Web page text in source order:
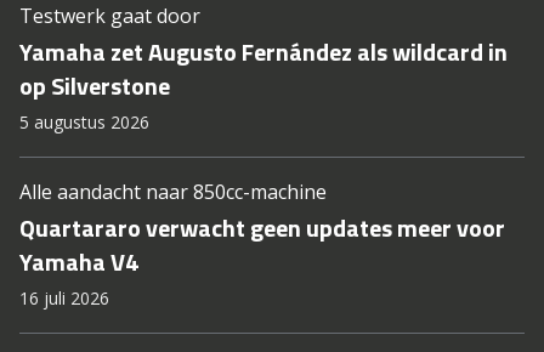
Testwerk gaat door
Yamaha zet Augusto Fernández als wildcard in
op Silverstone
5 augustus 2026
Alle aandacht naar 850cc-machine
Quartararo verwacht geen updates meer voor
Yamaha V4
16 juli 2026